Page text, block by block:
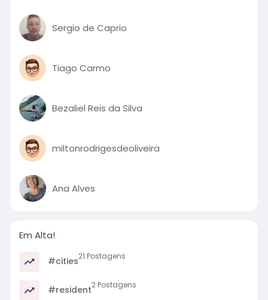
Sergio de Caprio
Tiago Carmo
Bezaliel Reis da Silva
miltonrodrigesdeoliveira
Ana Alves
Em Alta!
#cities21 Postagens
#resident2 Postagens